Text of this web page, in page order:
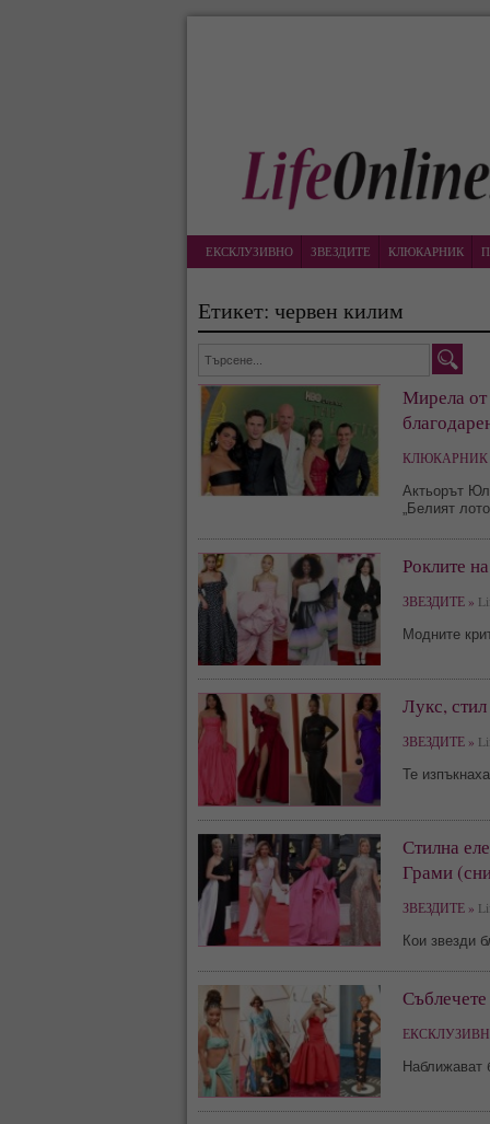
ЕКСКЛУЗИВНО ЗВЕЗДИТЕ КЛЮКАРНИК
Етикет: червен килим
Мирела от
КЛЮКАРНИК
Актьорът
„Белият
Роклите
ЗВЕЗДИТЕ »
Модните
Лукс,
ЗВЕЗДИТЕ »
Те
Стилна
Грами
ЗВЕЗДИТЕ »
Кои звезди
Наближават